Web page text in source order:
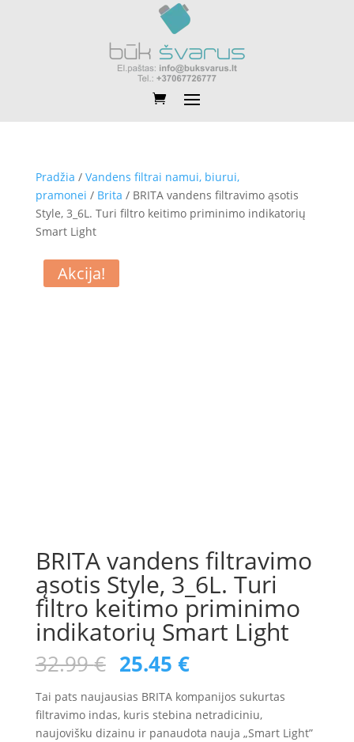
Pradžia / Vandens filtrai namui, biurui,
pramonei / Brita / BRITA vandens filtravimo ąsotis
Style, 3_6L. Turi filtro keitimo priminimo indikatorių
Smart Light
Akcija!
BRITA vandens filtravimo
ąsotis Style, 3_6L. Turi
filtro keitimo priminimo
indikatorių Smart Light
32.99€ Original
price
was:
32.99 €.
25.45 €Current
price
is:
25.45 €.
Tai pats naujausias BRITA kompanijos sukurtas
filtravimo indas, kuris stebina netradiciniu,
naujovišku dizainu ir panaudota nauja „Smart Light”